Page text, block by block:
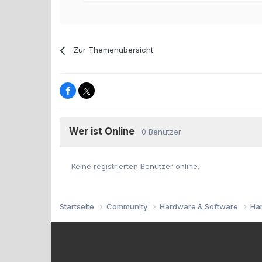
Zur Themenübersicht
Wer ist Online 0 Benutzer
Keine registrierten Benutzer online.
Startseite Community Hardware & Software